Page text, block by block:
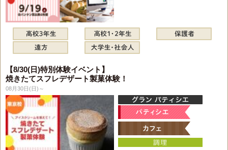
【8/30(日)特別体験イベント】
焼きたてスフレデザート製菓体験！
08月30日(日)～